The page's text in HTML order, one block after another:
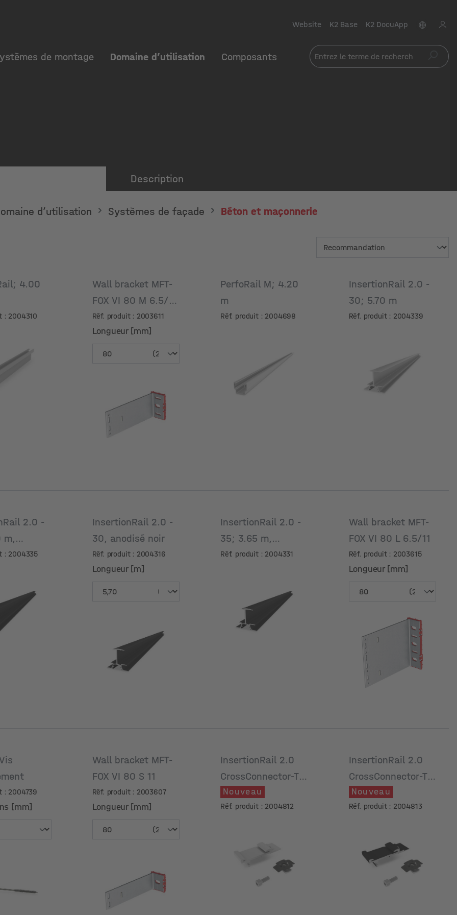
Website K2 Base K2 DocuApp
de montage Domaine d’utilisation Composants
Description
d’utilisation Systèmes de façade Béton et maçonnerie
4.00
: 2004310
Wall bracket MFT-
FOX VI 80 M 6.5/11
Réf. produit : 2003611
Longueur [mm]
Longueur [mm]
PerfoRail M; 4.20
m
Réf. produit : 2004698
InsertionRail 2.0 -
30; 5.70 m
Réf. produit : 2004339
2.0 -
m,
noir
: 2004335
InsertionRail 2.0 -
30, anodisé noir
Réf. produit : 2004316
Longueur [m]
Longueur [m]
InsertionRail 2.0 -
35; 3.65 m,
anodisé noir
Réf. produit : 2004331
Wall bracket MFT-
FOX VI 80 L 6.5/11
Réf. produit : 2003615
Longueur [mm]
Longueur [mm]
: 2004739
[mm]
[mm]
Wall bracket MFT-
FOX VI 80 S 11
Réf. produit : 2003607
Longueur [mm]
Longueur [mm]
InsertionRail 2.0
CrossConnector-T
Set
Nouveau
Réf. produit : 2004812
InsertionRail 2.0
CrossConnector-T
Set, anodisé noir
Nouveau
Réf. produit : 2004813